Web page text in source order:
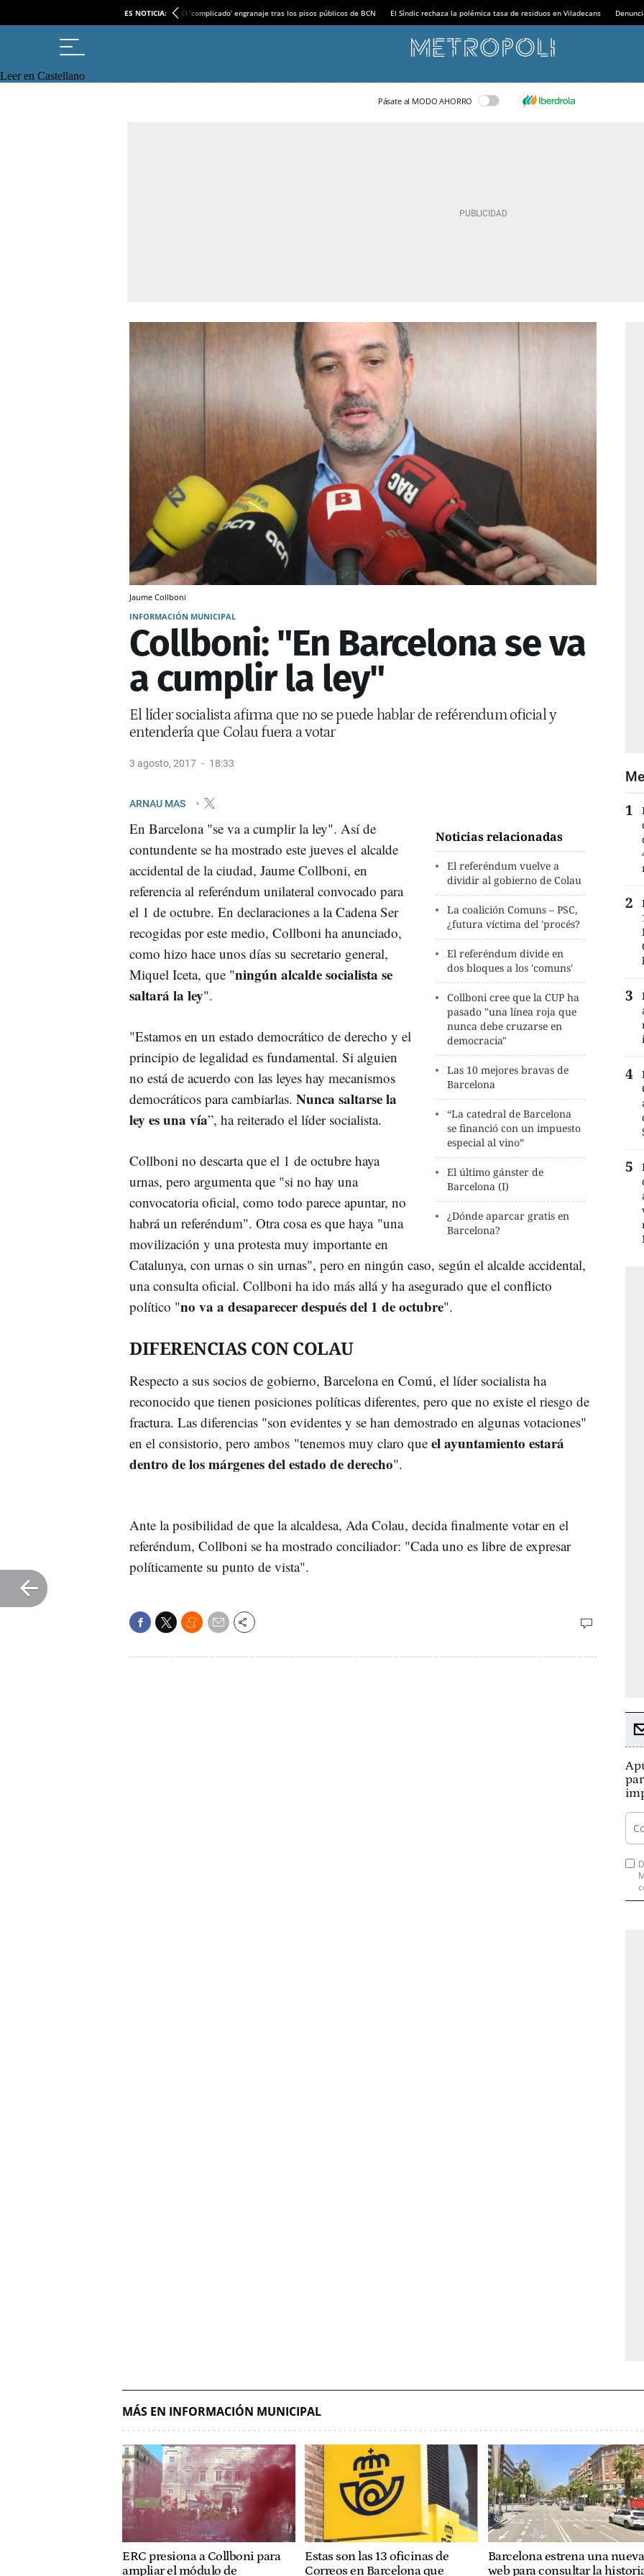
ES NOTICIA: El ‘complicado’ engranaje tras los pisos públicos de BCN El Síndic rechaza la polémica tasa de residuos en Viladecans
Leer en Castellano
Pásate al MODO AHORRO
Jaume Collboni
INFORMACIÓN MUNICIPAL
Collboni: "En Barcelona se va
a cumplir la ley"
El líder socialista afirma que no se puede hablar de reférendum oficial y
entendería que Colau fuera a votar
3 agosto, 2017 18:33
ARNAU MAS
Noticias relacionadas
El referéndum vuelve a
dividir al gobierno de Colau
La coalición Comuns – PSC,
¿futura víctima del 'procés?
El referéndum divide en
dos bloques a los 'comuns'
Collboni cree que la CUP ha
pasado "una línea roja que
nunca debe cruzarse en
democracia"
Las 10 mejores bravas de
Barcelona
“La catedral de Barcelona
se financió con un impuesto
especial al vino”
El último gánster de
Barcelona (I)
¿Dónde aparcar gratis en
Barcelona?
En Barcelona "se va a cumplir la ley". Así de
contundente se ha mostrado este jueves el alcalde
accidental de la ciudad, Jaume Collboni, en
referencia al referéndum unilateral convocado para
el 1 de octubre. En declaraciones a la Cadena Ser
recogidas por este medio, Collboni ha anunciado,
como hizo hace unos días su secretario general,
Miquel Iceta, que "ningún alcalde socialista se
saltará la ley".
"Estamos en un estado democrático de derecho y el
principio de legalidad es fundamental. Si alguien
no está de acuerdo con las leyes hay mecanismos
democráticos para cambiarlas. Nunca saltarse la
ley es una vía”, ha reiterado el líder socialista.
Collboni no descarta que el 1 de octubre haya
urnas, pero argumenta que "si no hay una
convocatoria oficial, como todo parece apuntar, no
habrá un referéndum". Otra cosa es que haya "una
movilización y una protesta muy importante en
Catalunya, con urnas o sin urnas", pero en ningún caso, según el alcalde accidental,
una consulta oficial. Collboni ha ido más allá y ha asegurado que el conflicto
político "no va a desaparecer después del 1 de octubre".
DIFERENCIAS CON COLAU
Respecto a sus socios de gobierno, Barcelona en Comú, el líder socialista ha
reconocido que tienen posiciones políticas diferentes, pero que no existe el riesgo de
fractura. Las diferencias "son evidentes y se han demostrado en algunas votaciones"
en el consistorio, pero ambos "tenemos muy claro que el ayuntamiento estará
dentro de los márgenes del estado de derecho".
Ante la posibilidad de que la alcaldesa, Ada Colau, decida finalmente votar en el
referéndum, Collboni se ha mostrado conciliador: "Cada uno es libre de expresar
políticamente su punto de vista".
MÁS EN INFORMACIÓN MUNICIPAL
ERC presiona a Collboni para
ampliar el módulo de
Estas son las 13 oficinas de
Correos en Barcelona que
Barcelona estrena una nueva
web para consultar la